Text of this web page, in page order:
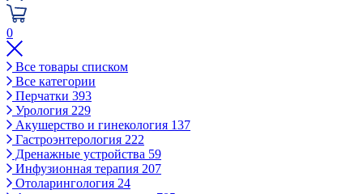
0
Все товары списком
Все категории
Перчатки 393
Урология 229
Акушерство и гинекология 137
Гастроэнтерология 222
Дренажные устройства 59
Инфузионная терапия 207
Отоларингология 24